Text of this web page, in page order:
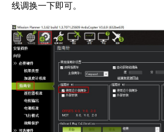
线调换一下即可。